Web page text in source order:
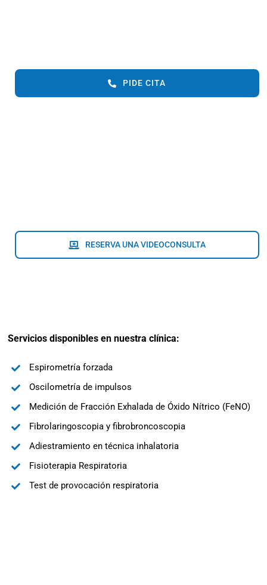
PIDE CITA
RESERVA UNA VIDEOCONSULTA
Servicios disponibles en nuestra clínica:
Espirometría forzada
Oscilometría de impulsos
Medición de Fracción Exhalada de Óxido Nítrico (FeNO)
Fibrolaringoscopia y fibrobroncoscopia
Adiestramiento en técnica inhalatoria
Fisioterapia Respiratoria
Test de provocación respiratoria